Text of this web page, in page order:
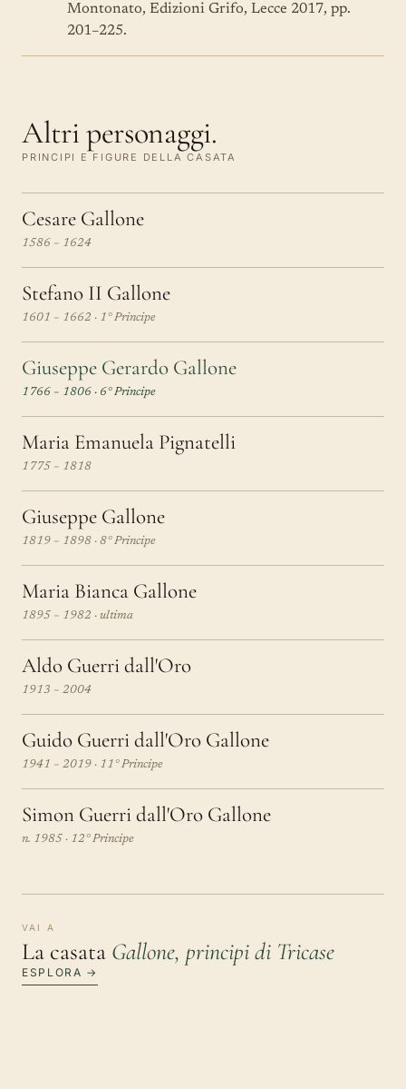
Montonato, Edizioni Grifo, Lecce 2017, pp.
201–225.
Altri personaggi.
PRINCIPI E FIGURE DELLA CASATA
Cesare Gallone
1586 – 1624
Stefano II Gallone
1601 – 1662 · 1° Principe
Giuseppe Gerardo Gallone
1766 – 1806 · 6° Principe
Maria Emanuela Pignatelli
1775 – 1818
Giuseppe Gallone
1819 – 1898 · 8° Principe
Maria Bianca Gallone
1895 – 1982 · ultima
Aldo Guerri dall'Oro
1913 – 2004
Guido Guerri dall'Oro Gallone
1941 – 2019 · 11° Principe
Simon Guerri dall'Oro Gallone
n. 1985 · 12° Principe
VAI A
La casata Gallone, principi di Tricase
ESPLORA →